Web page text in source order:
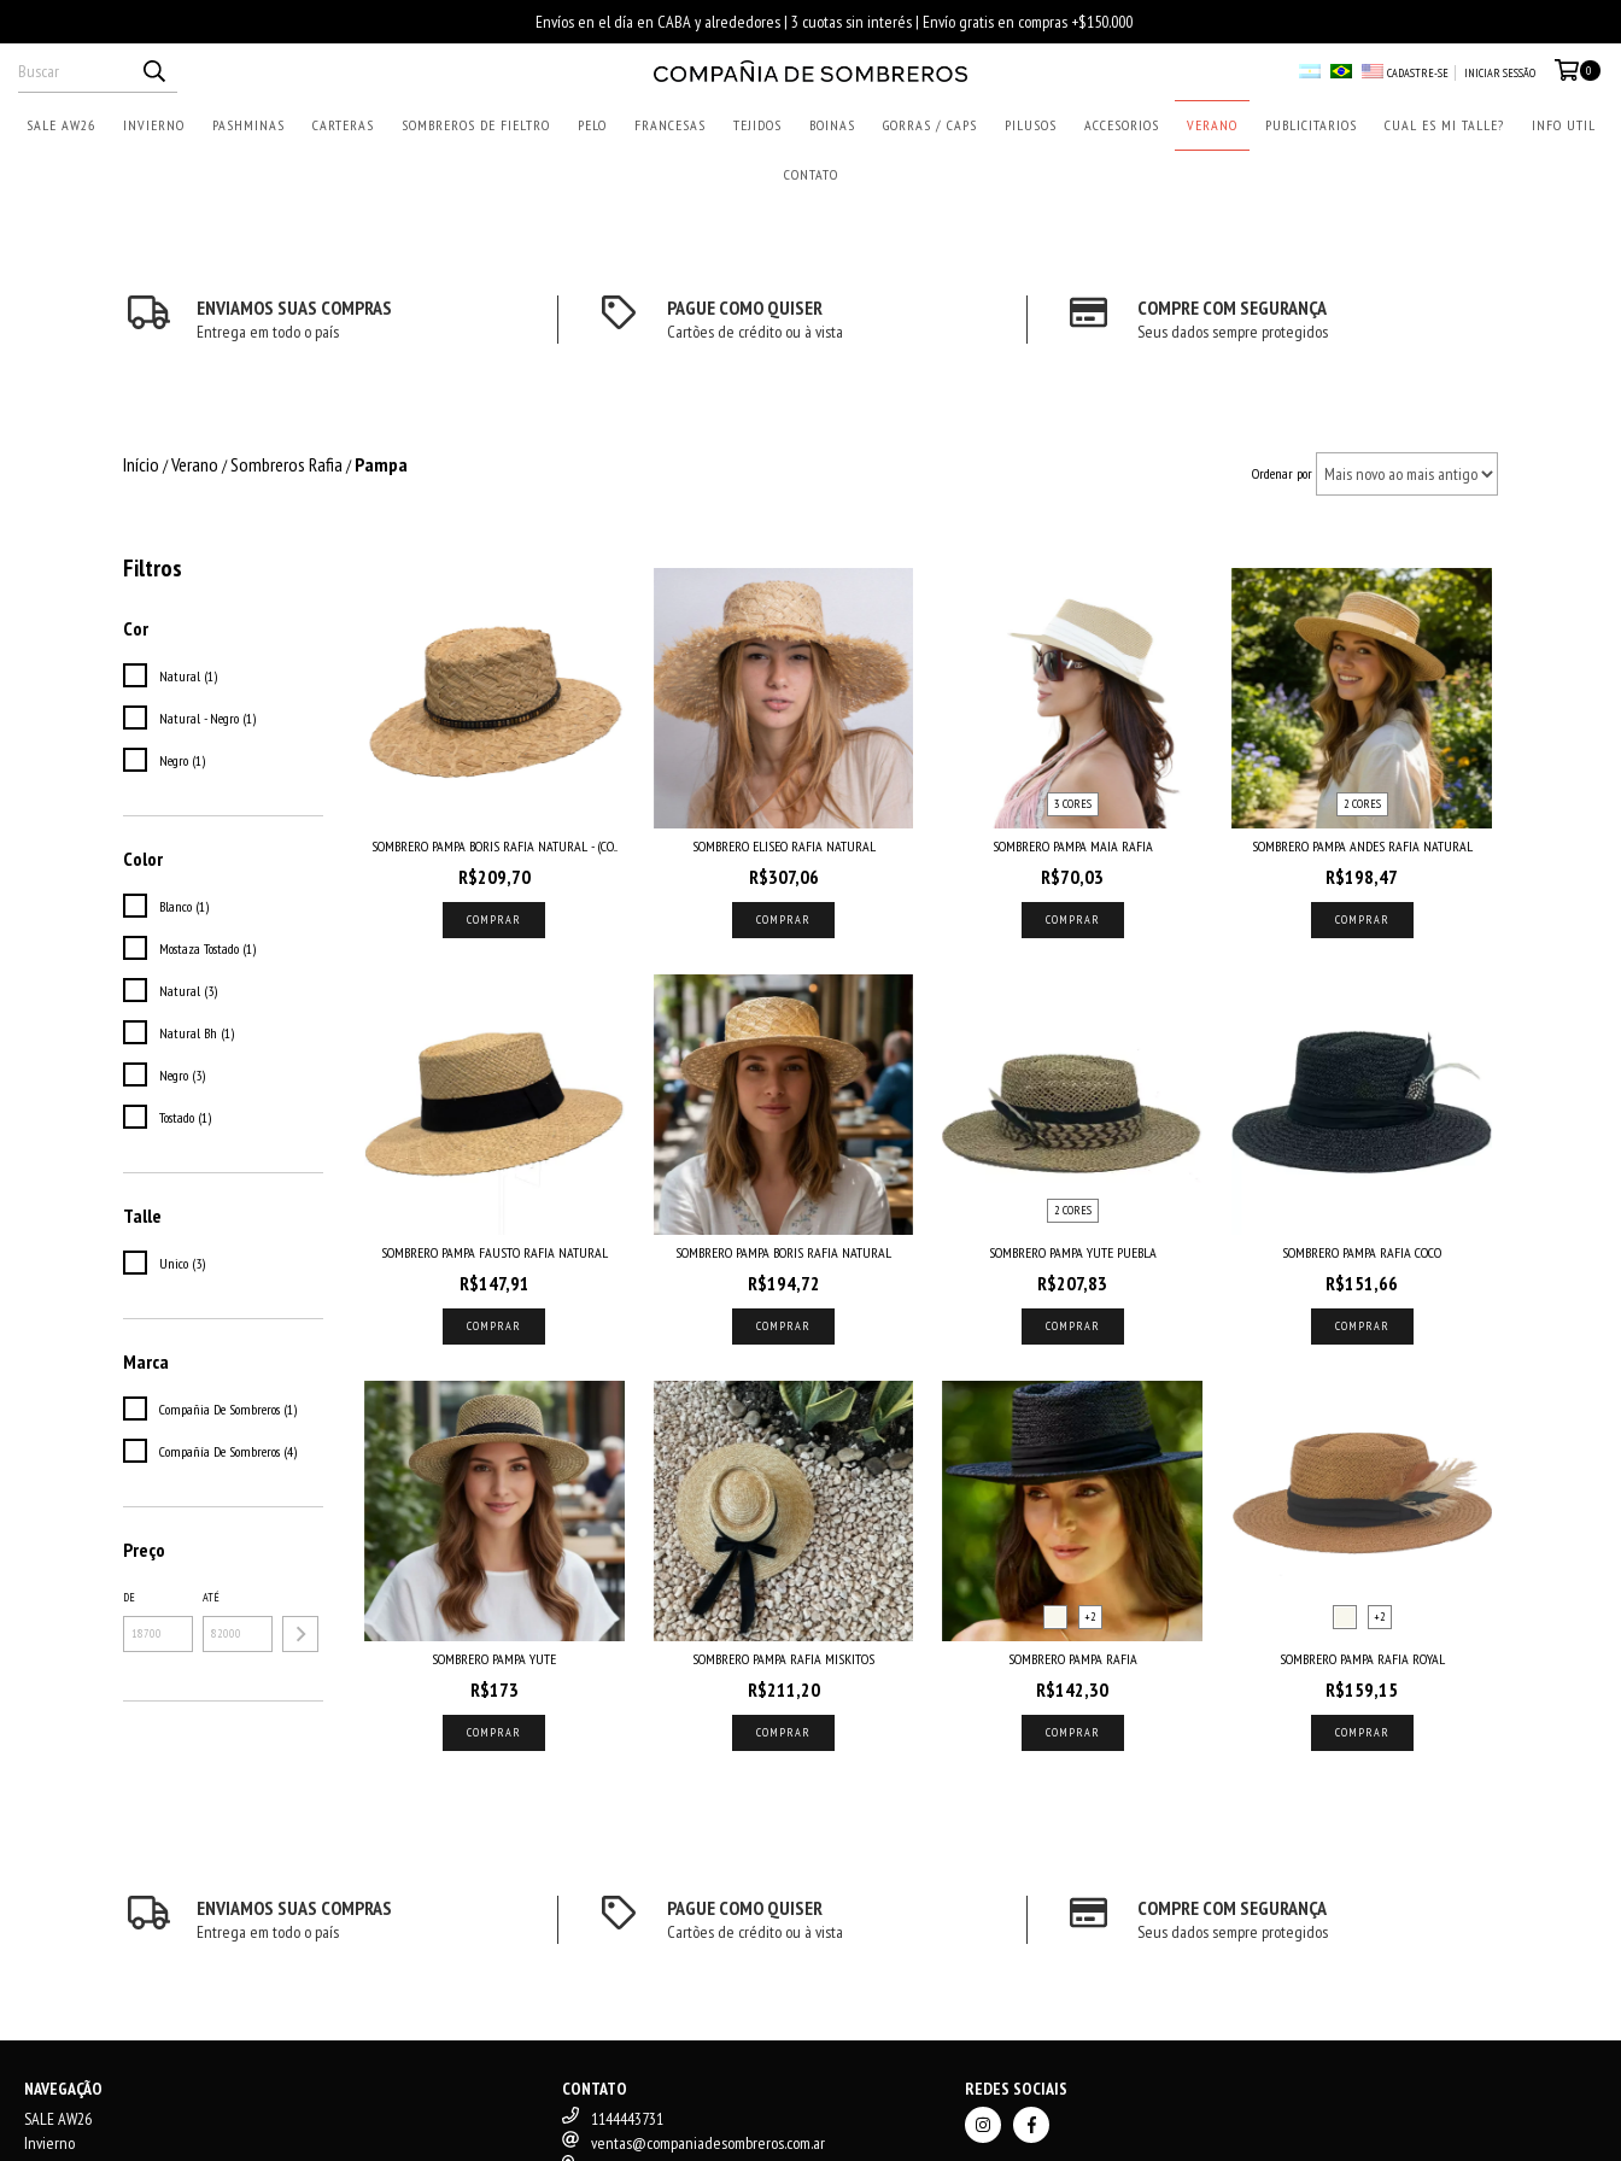
CADASTRE-SE INICIAR SESSÃO 0
SALE AW26 INVIERNO PASHMINAS CARTERAS SOMBREROS DE FIELTRO PELO FRANCESAS TEJIDOS BOINAS GORRAS / CAPS PILUSOS ACCESORIOS VERANO PUBLICITARIOS CUAL ES MI TALLE? INFO UTIL
CONTATO
ENVIAMOS SUAS COMPRAS
Entrega em todo o país
PAGUE COMO QUISER
Cartões de crédito ou à vista
COMPRE COM SEGURANÇA
Seus dados sempre protegidos
Início /Verano /Sombreros Rafia / Pampa Ordenar por
Filtros
Cor
Natural (1)
Natural - Negro (1)
Negro (1)
Color
Blanco (1)
Mostaza Tostado (1)
Natural (3)
Natural Bh (1)
Negro (3)
Tostado (1)
Talle
Unico (3)
Marca
Compañia De Sombreros (1)
Compañía De Sombreros (4)
Preço
DE ATÉ
SOMBRERO PAMPA BORIS RAFIA NATURAL - (CO...
R$209,70
COMPRAR
SOMBRERO ELISEO RAFIA NATURAL
R$307,06
COMPRAR
3 CORES
SOMBRERO PAMPA MAIA RAFIA
R$70,03
COMPRAR
2 CORES
SOMBRERO PAMPA ANDES RAFIA NATURAL
R$198,47
COMPRAR
SOMBRERO PAMPA FAUSTO RAFIA NATURAL
R$147,91
COMPRAR
SOMBRERO PAMPA BORIS RAFIA NATURAL
R$194,72
COMPRAR
2 CORES
SOMBRERO PAMPA YUTE PUEBLA
R$207,83
COMPRAR
SOMBRERO PAMPA RAFIA COCO
R$151,66
COMPRAR
SOMBRERO PAMPA YUTE
R$173
COMPRAR
SOMBRERO PAMPA RAFIA MISKITOS
R$211,20
COMPRAR
+2
SOMBRERO PAMPA RAFIA
R$142,30
COMPRAR
+2
SOMBRERO PAMPA RAFIA ROYAL
R$159,15
COMPRAR
ENVIAMOS SUAS COMPRAS
Entrega em todo o país
PAGUE COMO QUISER
Cartões de crédito ou à vista
COMPRE COM SEGURANÇA
Seus dados sempre protegidos
NAVEGAÇÃO
SALE AW26
Invierno
CONTATO
1144443731
ventas@companiadesombreros.com.ar
REDES SOCIAIS